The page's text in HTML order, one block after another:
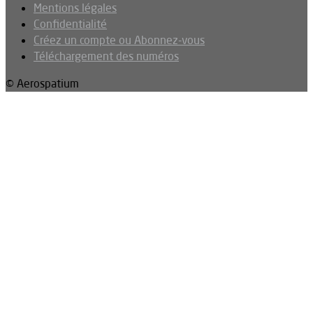
Mentions légales
Confidentialité
Créez un compte ou Abonnez-vous
Téléchargement des numéros
© Aerospatium